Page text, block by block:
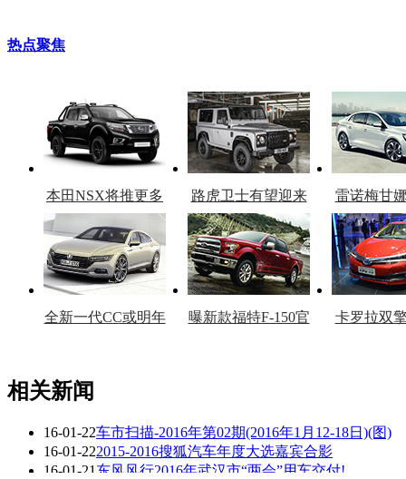
热点聚焦
本田NSX将推更多
车型
路虎卫士有望迎来
复产
雷诺梅甘
官
全新一代CC或明年
曝新款福特F-150官
卡罗拉双
看赛车宝贝争奇斗
艳
车模美腿爆乳无惧
走光
相关新闻
16-01-22车市扫描-2016年第02期(2016年1月12-18日)(图)
16-01-222015-2016搜狐汽车年度大选嘉宾合影
16-01-21 东风风行2016年武汉市“两会”用车交付!